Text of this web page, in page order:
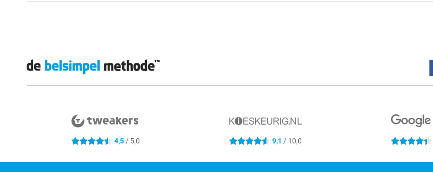
4.5 sterren 4,5/ 5,0 4.6 sterren 9,1 / 10,0 4.4 sterren